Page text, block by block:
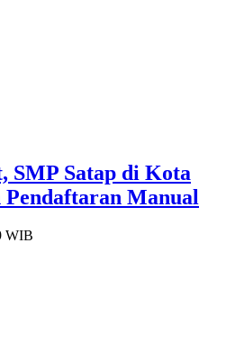
SMP Satap di Kota
Pendaftaran Manual
WIB